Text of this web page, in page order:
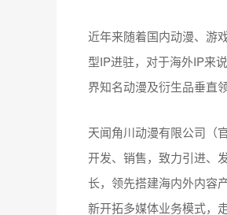
近年来随着国内动漫、游
型IP进驻，对于海外IP来
界知名动漫及衍生品垂直
天闻角川动漫有限公司（
开发、销售，致力引进、
长，领先搭建海内外内容
新开拓多媒体业务模式，